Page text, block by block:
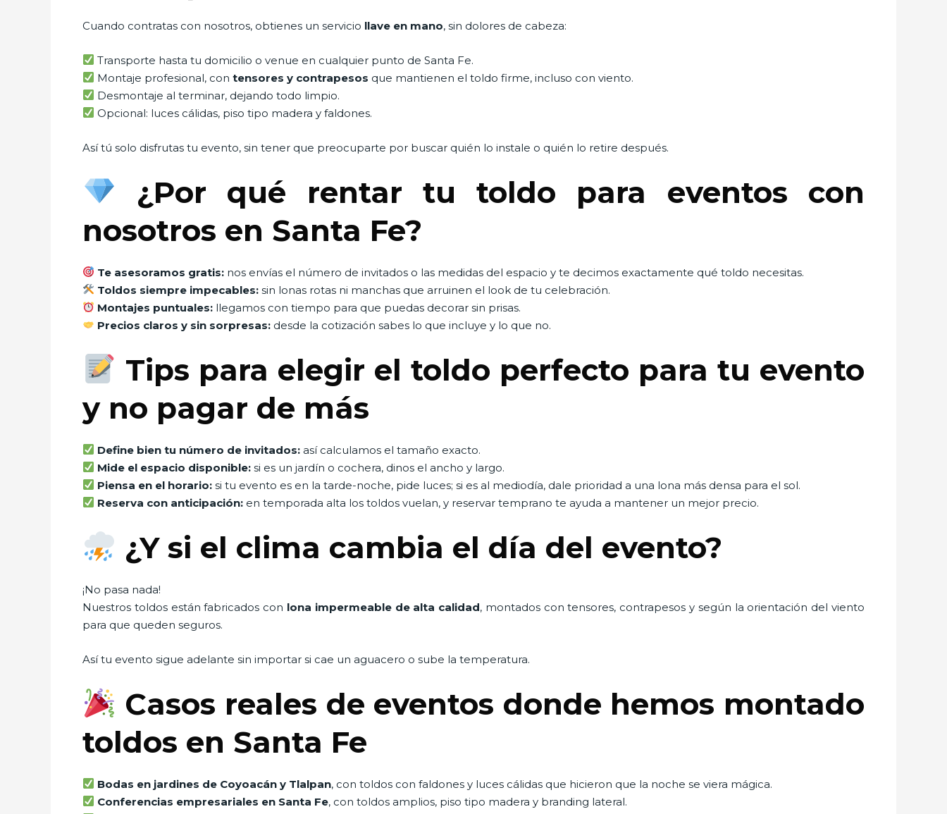
Cuando contratas con nosotros, obtienes un servicio llave en mano, sin dolores de cabeza:
Transporte hasta tu domicilio o venue en cualquier punto de Santa Fe.
Montaje profesional, contensores y contrapesos que mantienen el toldo firme, incluso con viento.
Desmontaje al terminar, dejando todo limpio.
Opcional: luces cálidas, piso tipo madera y faldones.
Así tú solo disfrutas tu evento, sin tener que preocuparte por buscar quién lo instale o quién lo retire después.
¿Por qué rentar tu toldo para eventos con
nosotros en Santa Fe?
Te asesoramos gratis: nos envías el número de invitados o las medidas del espacio y te decimos exactamente qué toldo necesitas.
Toldos siempre impecables: sin lonas rotas ni manchas que arruinen el look de tu celebración.
Montajes puntuales: llegamos con tiempo para que puedas decorar sin prisas.
Precios claros y sin sorpresas: desde la cotización sabes lo que incluye y lo que no.
Tips para elegir el toldo perfecto para tu evento
y no pagar de más
Define bien tu número de invitados: así calculamos el tamaño exacto.
Mide el espacio disponible: si es un jardín o cochera, dinos el ancho y largo.
Piensa en el horario: si tu evento es en la tarde-noche, pide luces; si es al mediodía, dale prioridad a una lona más densa para el sol.
Reserva con anticipación: en temporada alta los toldos vuelan, y reservar temprano te ayuda a mantener un mejor precio.
¿Y si el clima cambia el día del evento?
¡No pasa nada!
Nuestros toldos están fabricados con lona impermeable de alta calidad, montados con tensores, contrapesos y según la orientación del viento
para que queden seguros.
Así tu evento sigue adelante sin importar si cae un aguacero o sube la temperatura.
Casos reales de eventos donde hemos montado
toldos en Santa Fe
Bodas en jardines de Coyoacán y Tlalpan, con toldos con faldones y luces cálidas que hicieron que la noche se viera mágica.
Conferencias empresariales en Santa Fe, con toldos amplios, piso tipo madera y branding lateral.